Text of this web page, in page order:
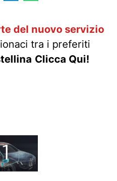
del nuovo servizio
tra i preferiti
Clicca Qui!